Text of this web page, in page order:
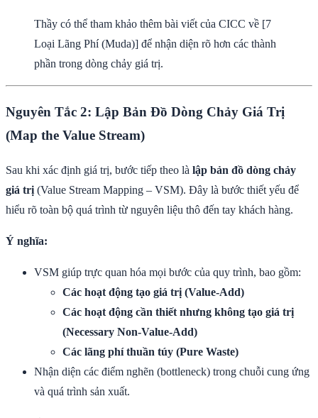
Thầy có thể tham khảo thêm bài viết của CICC về [7
Loại Lãng Phí (Muda)] để nhận diện rõ hơn các thành
phần trong dòng chảy giá trị.
Nguyên Tắc 2: Lập Bản Đồ Dòng Chảy Giá Trị
(Map the Value Stream)
Sau khi xác định giá trị, bước tiếp theo là lập bản đồ dòng chảy
giá trị (Value Stream Mapping – VSM). Đây là bước thiết yếu để
hiểu rõ toàn bộ quá trình từ nguyên liệu thô đến tay khách hàng.
Ý nghĩa:
VSM giúp trực quan hóa mọi bước của quy trình, bao gồm:
Các hoạt động tạo giá trị (Value-Add)
Các hoạt động cần thiết nhưng không tạo giá trị
(Necessary Non-Value-Add)
Các lãng phí thuần túy (Pure Waste)
Nhận diện các điểm nghẽn (bottleneck) trong chuỗi cung ứng
và quá trình sản xuất.